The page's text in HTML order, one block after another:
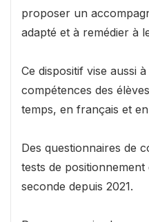
proposer un
adapté et à remédier à
Ce dispositif vise aussi
compétences des
temps, en français et
Des questionnaires de
tests de
seconde depuis 2021.